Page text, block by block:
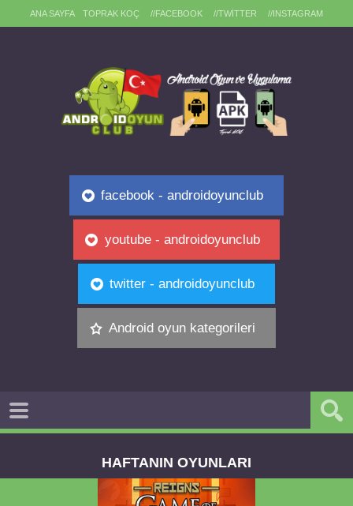
ANA SAYFA TOPRAK KOÇ //FACEBOOK //TWITTER //INSTAGRAM
facebook - androidoyunclub
youtube - androidoyunclub
twitter - androidoyunclub
Android oyun kategorileri
HAFTANIN OYUNLARI